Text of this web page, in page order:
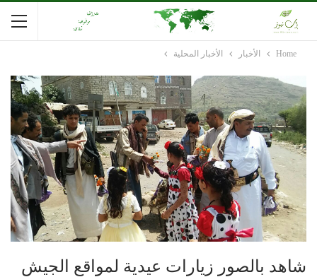
Home الأخبار الأخبار المحلية
شاهد بالصور زيارات عيدية لمواقع الجيش